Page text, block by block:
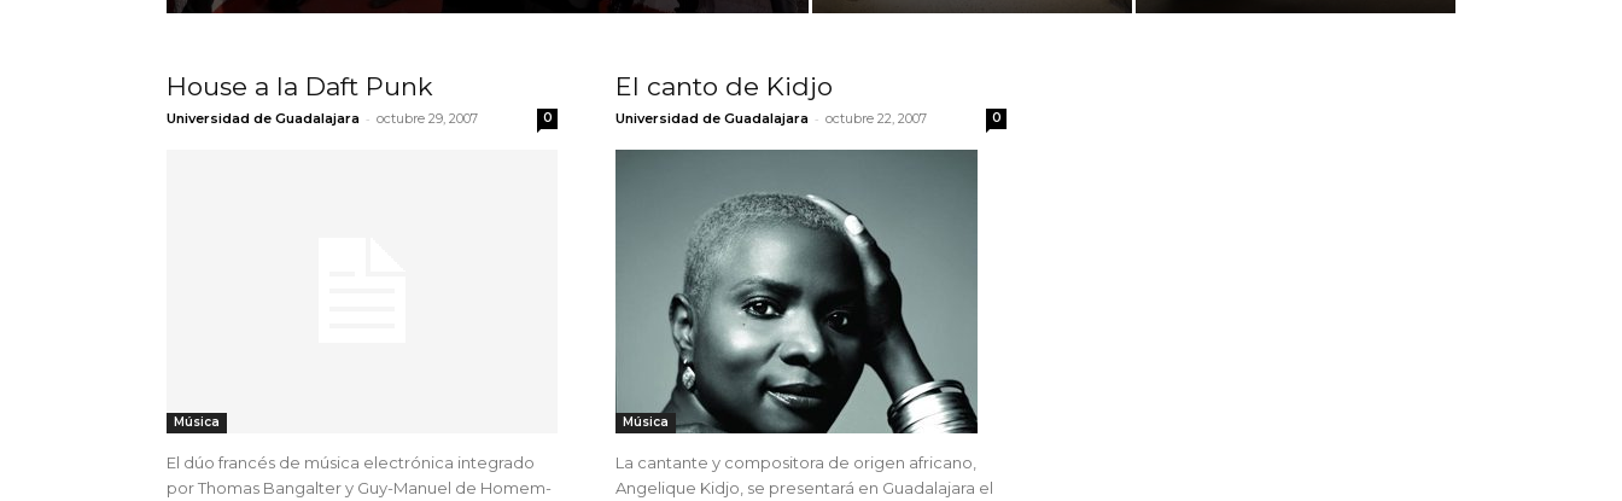
House a la Daft Punk
Universidad de Guadalajara - octubre 29, 2007 0
Música
El dúo francés de música electrónica integrado
por Thomas Bangalter y Guy-Manuel de Homem-
El canto de Kidjo
Universidad de Guadalajara - octubre 22, 2007 0
Música
La cantante y compositora de origen africano,
Angelique Kidjo, se presentará en Guadalajara el